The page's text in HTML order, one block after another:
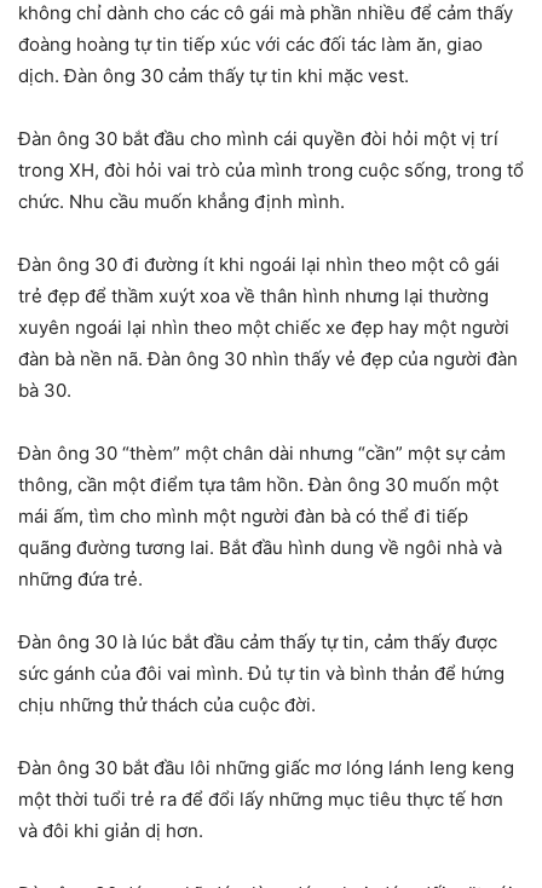
không chỉ dành cho các cô gái mà phần nhiều để cảm thấy
đoàng hoàng tự tin tiếp xúc với các đối tác làm ăn, giao
dịch. Đàn ông 30 cảm thấy tự tin khi mặc vest.
Đàn ông 30 bắt đầu cho mình cái quyền đòi hỏi một vị trí
trong XH, đòi hỏi vai trò của mình trong cuộc sống, trong tổ
chức. Nhu cầu muốn khẳng định mình.
Đàn ông 30 đi đường ít khi ngoái lại nhìn theo một cô gái
trẻ đẹp để thầm xuýt xoa về thân hình nhưng lại thường
xuyên ngoái lại nhìn theo một chiếc xe đẹp hay một người
đàn bà nền nã. Đàn ông 30 nhìn thấy vẻ đẹp của người đàn
bà 30.
Đàn ông 30 “thèm” một chân dài nhưng “cần” một sự cảm
thông, cần một điểm tựa tâm hồn. Đàn ông 30 muốn một
mái ấm, tìm cho mình một người đàn bà có thể đi tiếp
quãng đường tương lai. Bắt đầu hình dung về ngôi nhà và
những đứa trẻ.
Đàn ông 30 là lúc bắt đầu cảm thấy tự tin, cảm thấy được
sức gánh của đôi vai mình. Đủ tự tin và bình thản để hứng
chịu những thử thách của cuộc đời.
Đàn ông 30 bắt đầu lôi những giấc mơ lóng lánh leng keng
một thời tuổi trẻ ra để đổi lấy những mục tiêu thực tế hơn
và đôi khi giản dị hơn.